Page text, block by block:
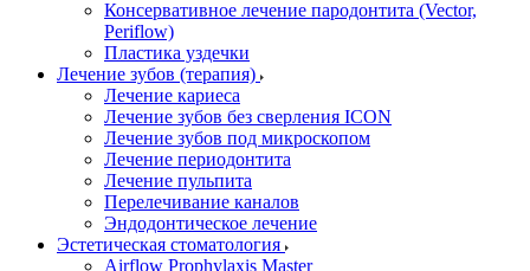
Консервативное лечение пародонтита (Vector,
Periflow)
Пластика уздечки
Лечение зубов (терапия)
Лечение кариеса
Лечение зубов без сверления ICON
Лечение зубов под микроскопом
Лечение периодонтита
Лечение пульпита
Перелечивание каналов
Эндодонтическое лечение
Эстетическая стоматология
Airflow Prophylaxis Master